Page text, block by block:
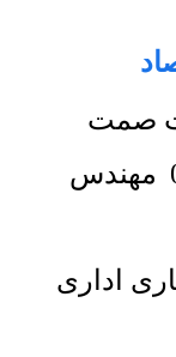
صمت
مهندس
اداری